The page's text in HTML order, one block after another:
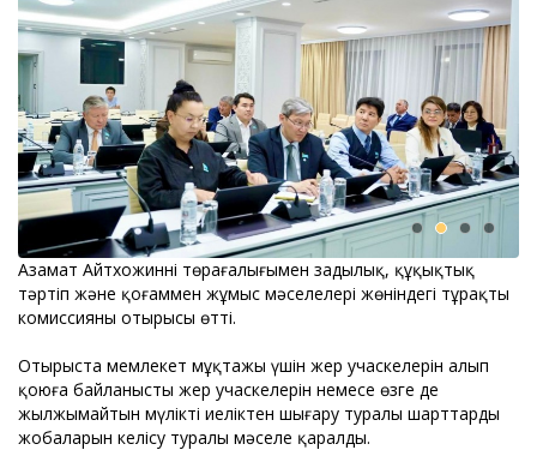
Азамат Айтхожиннің төрағалығымен заңдылық, құқықтық
тәртіп және қоғаммен жұмыс мәселелері жөніндегі тұрақты
комиссияның отырысы өтті.
Отырыста мемлекет мұқтажы үшін жер учаскелерін алып
қоюға байланысты жер учаскелерін немесе өзге де
жылжымайтын мүлікті иеліктен шығару туралы шарттардың
жобаларын келісу туралы мәселе қаралды.